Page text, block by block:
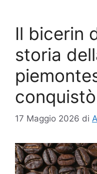
Il bicerin
storia
17 Maggio 2026 di